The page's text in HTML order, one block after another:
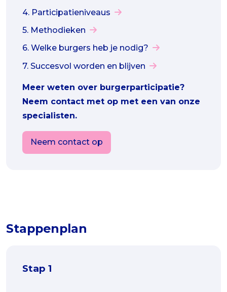
4. Participatieniveaus
5. Methodieken
6. Welke burgers heb je nodig?
7. Succesvol worden en blijven
Meer weten over burgerparticipatie?
Neem contact met op met een van onze
specialisten.
Neem contact op
Stappenplan
Stap 1